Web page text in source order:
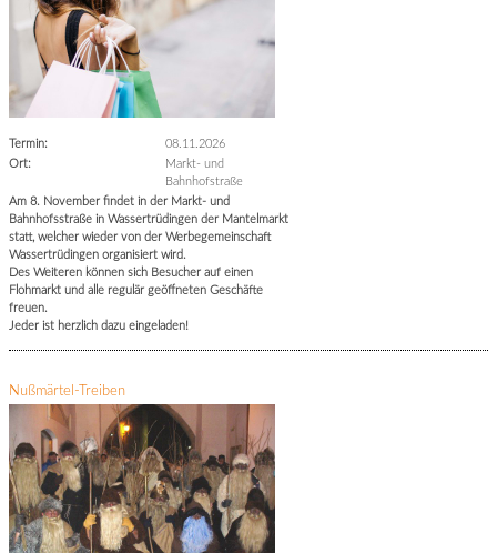
Termin:
08.11.2026
Ort:
Markt- und
Bahnhofstraße
Am 8. November findet in der Markt- und
Bahnhofsstraße in Wassertrüdingen der Mantelmarkt
statt, welcher wieder von der Werbegemeinschaft
Wassertrüdingen organisiert wird.
Des Weiteren können sich Besucher auf einen
Flohmarkt und alle regulär geöffneten Geschäfte
freuen.
Jeder ist herzlich dazu eingeladen!
Nußmärtel-Treiben